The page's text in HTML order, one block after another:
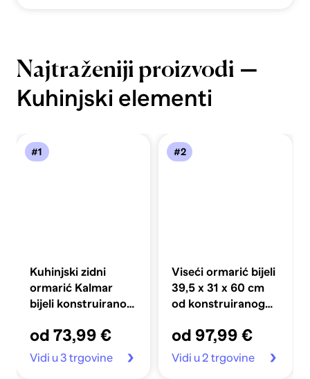
Najtraženiji proizvodi —
Kuhinjski elementi
#1
Kuhinjski zidni
ormarić Kalmar
bijeli konstruirano
od 73,99 €
Vidi u 3 trgovine
#2
Viseći ormarić bijeli
39,5 x 31 x 60 cm
od konstruiranog
od 97,99 €
Vidi u 2 trgovine